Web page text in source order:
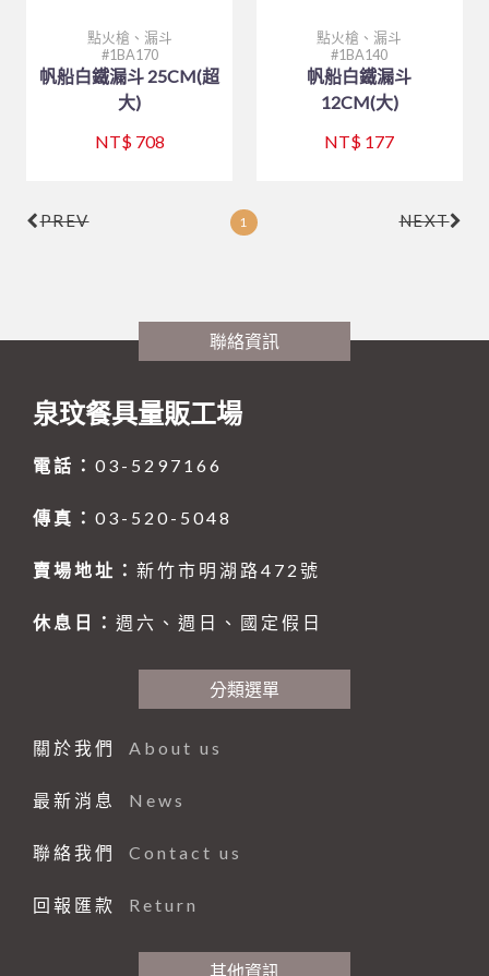
點火槍、漏斗
1BA170
帆船白鐵漏斗 25CM(超
大)
NT$ 708
點火槍、漏斗
1BA140
帆船白鐵漏斗
12CM(大)
NT$ 177
PREV 1 NEXT
聯絡資訊
泉玟餐具量販工場
電話： 03-5297166
傳真： 03-520-5048
賣場地址： 新竹市明湖路472號
休息日： 週六、週日、國定假日
分類選單
關於我們 About us
最新消息 News
聯絡我們 Contact us
回報匯款 Return
其他資訊